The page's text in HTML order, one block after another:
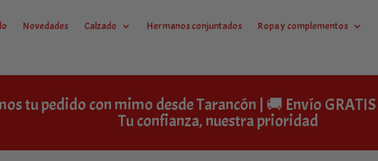
Novedades Calzado Hermanos conjuntados Ropa y complementos
tu pedido con mimo desde Tarancón | 🚚 Envío GRATIS
Tu confianza, nuestra prioridad